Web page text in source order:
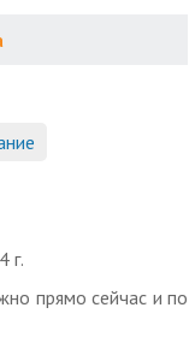
г.
прямо сейчас и по